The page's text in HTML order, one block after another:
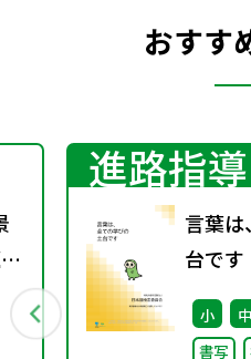
おすす
進路指導
言葉は
台です
小 中
書写